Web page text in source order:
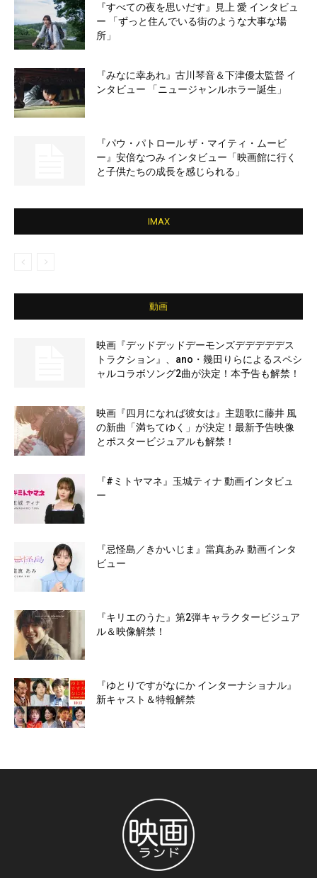
『すべての夜を思いだす』見上 愛 インタビュ
ー 「ずっと住んでいる街のような大事な場
所」
『みなに幸あれ』古川琴音＆下津優太監督 イ
ンタビュー 「ニュージャンルホラー誕生」
『パウ・パトロール ザ・マイティ・ムービ
ー』安倍なつみ インタビュー「映画館に行く
と子供たちの成長を感じられる」
IMAX
動画
映画『デッドデッドデーモンズデデデデデス
トラクション』、ano・幾田りらによるスペシ
ャルコラボソング2曲が決定！本予告も解禁！
映画『四月になれば彼女は』主題歌に藤井 風
の新曲「満ちてゆく」が決定！最新予告映像
とポスタービジュアルも解禁！
『#ミトヤマネ』玉城ティナ 動画インタビュ
ー
『忌怪島／きかいじま』當真あみ 動画インタ
ビュー
『キリエのうた』第2弾キャラクタービジュア
ル＆映像解禁！
『ゆとりですがなにか インターナショナル』
新キャスト＆特報解禁